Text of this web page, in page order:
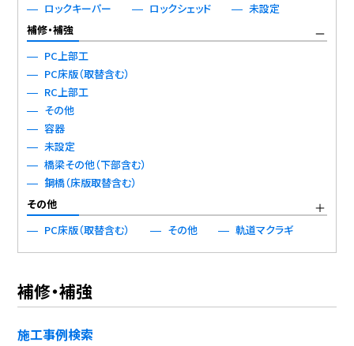
ロックキーパー
ロックシェッド
未設定
補修・補強
PC上部工
PC床版（取替含む）
RC上部工
その他
容器
未設定
橋梁その他（下部含む）
鋼橋（床版取替含む）
その他
PC床版（取替含む）
その他 軌道マクラギ
補修・補強
施工事例検索